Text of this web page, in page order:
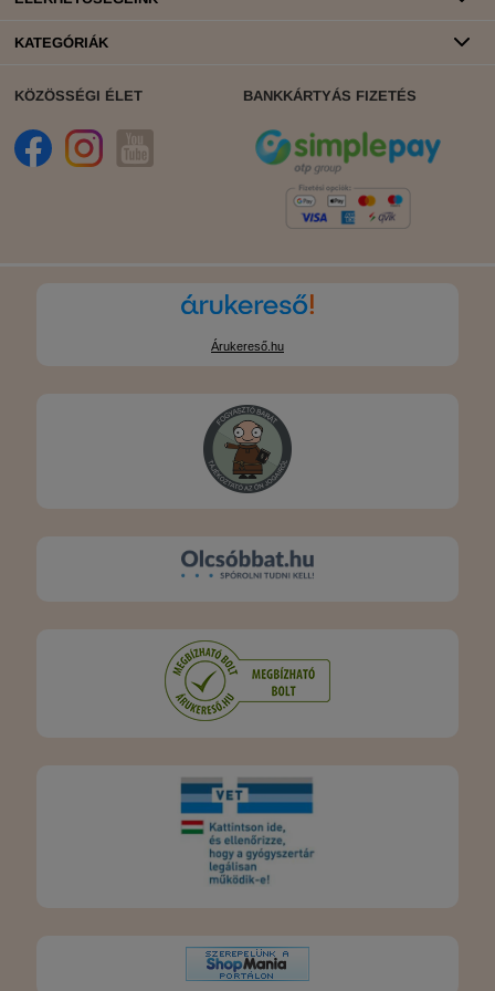
KATEGÓRIÁK
KÖZÖSSÉGI ÉLET BANKKÁRTYÁS FIZETÉS
Árukereső.hu